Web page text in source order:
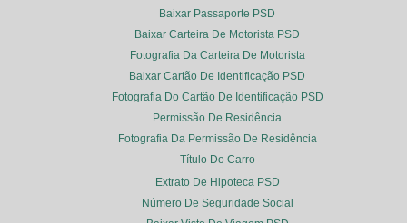
Baixar Passaporte PSD
Baixar Carteira De Motorista PSD
Fotografia Da Carteira De Motorista
Baixar Cartão De Identificação PSD
Fotografia Do Cartão De Identificação PSD
Permissão De Residência
Fotografia Da Permissão De Residência
Título Do Carro
Extrato De Hipoteca PSD
Número De Seguridade Social